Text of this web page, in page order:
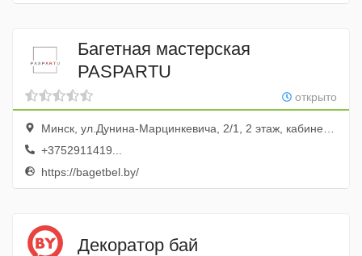
Багетная мастерская
PASPARTU
открыто
Минск, ул.Дунина-Марцинкевича, 2/1, 2 этаж, кабинет 226
+3752911419...
https://bagetbel.by/
Декоратор бай